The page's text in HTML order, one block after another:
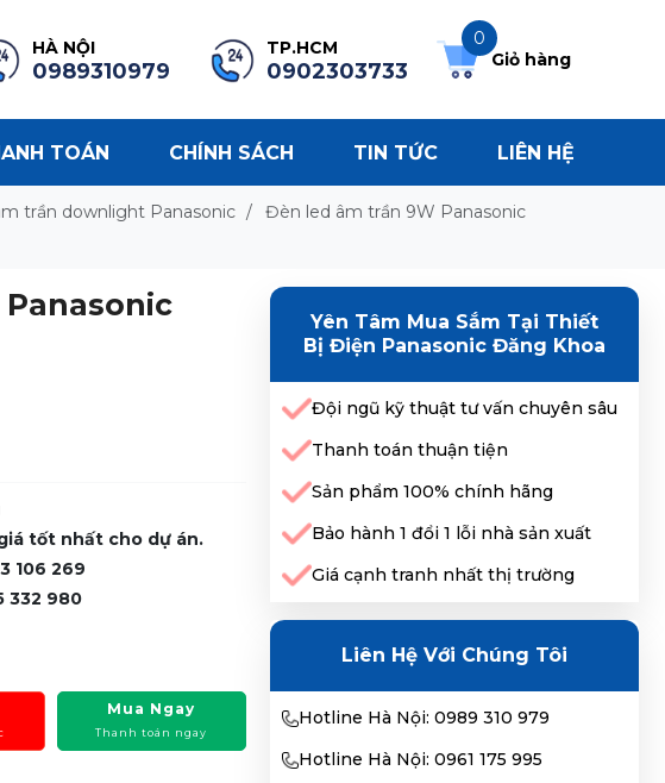
HÀ NỘI
0989310979
TP.HCM
0902303733
0
Giỏ hàng
TOÁN CHÍNH SÁCH TIN TỨC LIÊN HỆ
trần downlight Panasonic /
Đèn led âm trần 9W Panasonic
tốt nhất cho dự án.
106 269
332 980
Mua Ngay
Thanh toán ngay
Yên Tâm Mua Sắm Tại Thiết
Bị Điện Panasonic Đăng Khoa
Đội ngũ kỹ thuật tư vấn chuyên sâu
Thanh toán thuận tiện
Sản phẩm 100% chính hãng
Bảo hành 1 đổi 1 lỗi nhà sản xuất
Giá cạnh tranh nhất thị trường
Liên Hệ Với Chúng Tôi
Hotline Hà Nội: 0989 310 979
Hotline Hà Nội: 0961 175 995